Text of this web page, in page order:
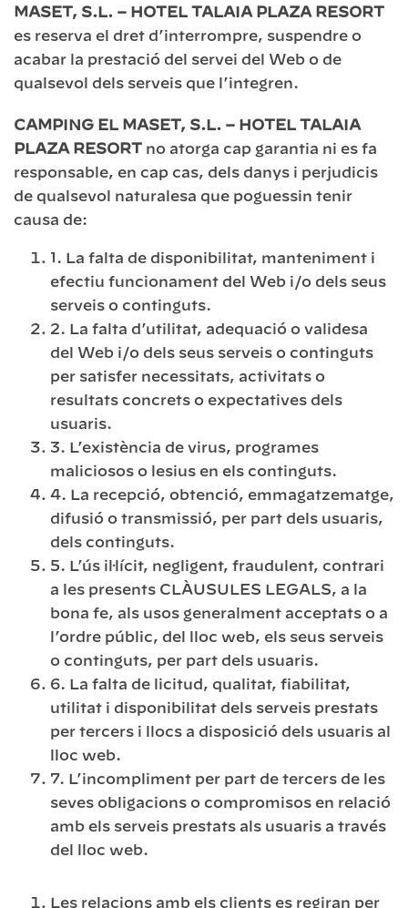
MASET, S.L. – HOTEL TALAIA PLAZA RESORT
es reserva el dret d’interrompre, suspendre o
acabar la prestació del servei del Web o de
qualsevol dels serveis que l’integren.
CAMPING EL MASET, S.L. – HOTEL TALAIA
PLAZA RESORT no atorga cap garantia ni es fa
responsable, en cap cas, dels danys i perjudicis
de qualsevol naturalesa que poguessin tenir
causa de:
1. La falta de disponibilitat, manteniment i
efectiu funcionament del Web i/o dels seus
serveis o continguts.
2. La falta d’utilitat, adequació o validesa
del Web i/o dels seus serveis o continguts
per satisfer necessitats, activitats o
resultats concrets o expectatives dels
usuaris.
3. L’existència de virus, programes
maliciosos o lesius en els continguts.
4. La recepció, obtenció, emmagatzematge,
difusió o transmissió, per part dels usuaris,
dels continguts.
5. L’ús il·lícit, negligent, fraudulent, contrari
a les presents CLÀUSULES LEGALS, a la
bona fe, als usos generalment acceptats o a
l’ordre públic, del lloc web, els seus serveis
o continguts, per part dels usuaris.
6. La falta de licitud, qualitat, fiabilitat,
utilitat i disponibilitat dels serveis prestats
per tercers i llocs a disposició dels usuaris al
lloc web.
7. L’incompliment per part de tercers de les
seves obligacions o compromisos en relació
amb els serveis prestats als usuaris a través
del lloc web.
Les relacions amb els clients es regiran per